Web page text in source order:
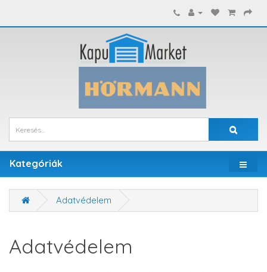
Kategóriák
Adatvédelem
Adatvédelem